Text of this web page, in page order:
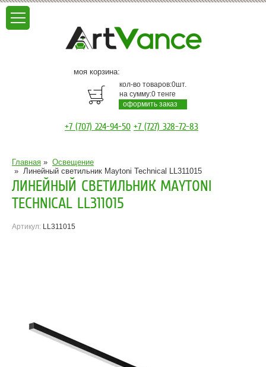
моя корзина:
кол-во товаров:0шт.
на сумму:0 тенге
оформить заказ
+7 (707) 224-94-50 +7 (727) 328-72-83
Главная » Освещение
» Линейный светильник Maytoni Technical LL311015
ЛИНЕЙНЫЙ СВЕТИЛЬНИК MAYTONI
TECHNICAL LL311015
Артикул: LL311015